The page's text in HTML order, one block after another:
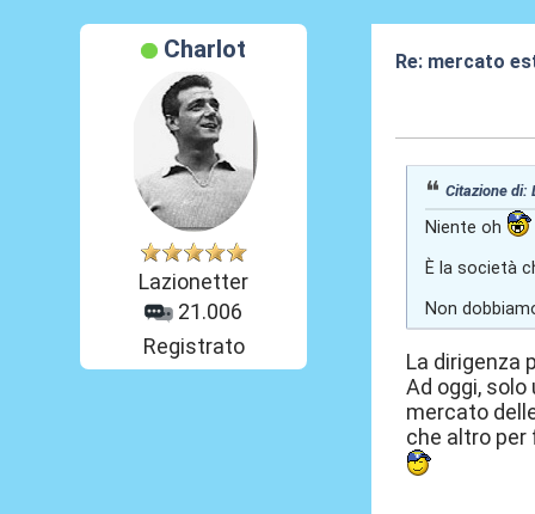
Charlot
Lazionetter
21.006
Registrato
Re: mercato
Citazione di:
Niente oh
È la società
Non
La dirigenza
Ad oggi,
mercato
che altro per